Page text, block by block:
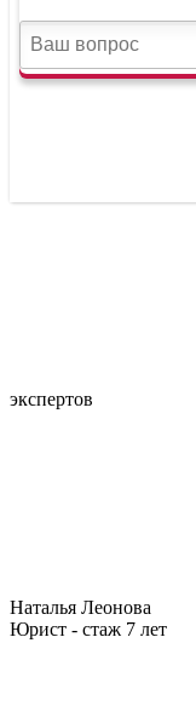
экспертов
Наталья Леонова
Юрист - стаж 7 лет